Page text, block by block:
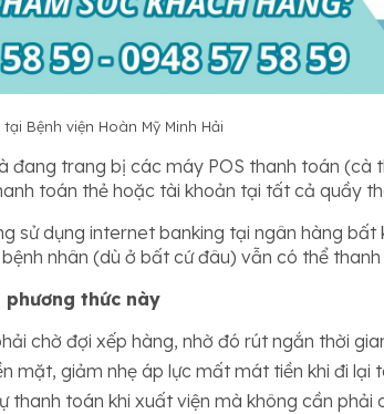
Bệnh viện Hoàn Mỹ Minh Hải
đang trang bị các máy POS thanh toán
toán thẻ hoặc tài khoản tại tất cả quầy
sử dụng internet banking tại ngân hàng
nhân (dù ở bất cứ đâu) vẫn có thể
phương thức này
chờ đợi xếp hàng, nhờ đó rút ngắn thời
mặt, giảm nhẹ áp lực mất mát tiền khi đi
thanh toán khi xuất viện mà không cần